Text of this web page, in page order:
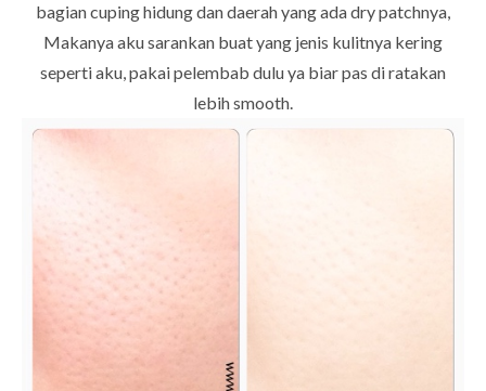
bagian cuping hidung dan daerah yang ada dry patchnya,
Makanya aku sarankan buat yang jenis kulitnya kering
seperti aku, pakai pelembab dulu ya biar pas di ratakan
lebih smooth.